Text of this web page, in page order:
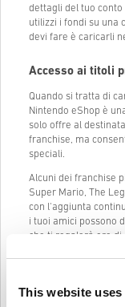
This website
dettagli del tuo
utilizzi i fondi su una
devi fare è caricarli
Accesso ai titoli
Quando si tratta di
Nintendo eShop è
solo offre al
franchise, ma
speciali.
Alcuni dei franchise
Super Mario, The
con l'aggiunta
i tuoi amici possono
che ti regalerà ore di
Livecards.net